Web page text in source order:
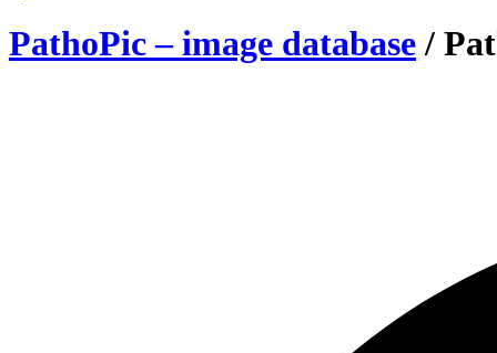
PathoPic – image database /